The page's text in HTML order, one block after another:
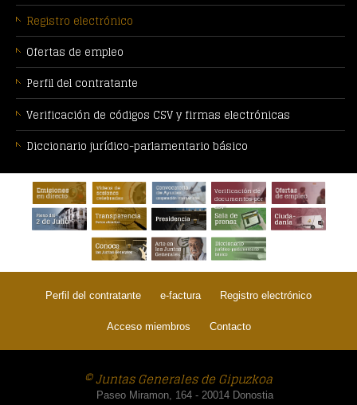
Registro electrónico
Ofertas de empleo
Perfil del contratante
Verificación de códigos CSV y firmas electrónicas
Diccionario jurídico-parlamentario básico
PÁGINA:
Verificación de
documentos por
CSV
Perfil del contratante e-factura Registro electrónico
Acceso miembros Contacto
© Juntas Generales de Gipuzkoa
Paseo Miramon, 164 - 20014 Donostia